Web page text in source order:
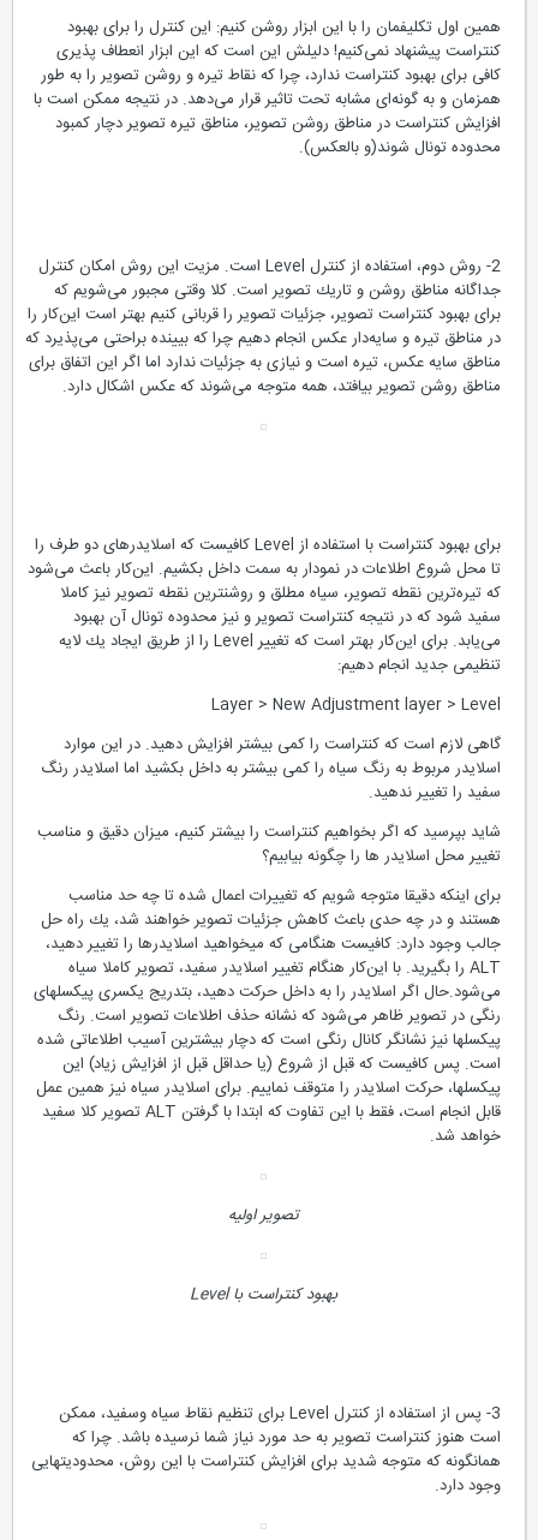
همین اول تكلیفمان را با این ابزار روشن كنیم: این كنترل را برای بهبود
كنتراست پیشنهاد نمی‌كنیم! دلیلش این است كه این ابزار انعطاف پذیری
كافی برای بهبود كنتراست ندارد، چرا كه نقاط تیره و روشن تصویر را به طور
همزمان و به گونه‌ای مشابه تحت تاثیر قرار می‌دهد. در نتیجه ممكن است با
افزایش كنتراست در مناطق روشن تصویر، مناطق تیره تصویر دچار كمبود
محدوده تونال شوند(و بالعكس).
2- روش دوم، استفاده از كنترل Level است. مزیت این روش امكان كنترل
جداگانه مناطق روشن و تاریك تصویر است. كلا وقتی مجبور می‌شویم كه
برای بهبود كنتراست تصویر، جزئیات تصویر را قربانی كنیم بهتر است این‌كار را
در مناطق تیره و سایه‌دار عكس انجام دهیم چرا كه بیینده براحتی می‌پذیرد كه
مناطق سایه عكس، تیره است و نیازی به جزئیات ندارد اما اگر این اتفاق برای
مناطق روشن تصویر بیافتد، همه متوجه می‌شوند كه عكس اشكال دارد.
برای بهبود كنتراست با استفاده از Level كافیست كه اسلایدرهای دو طرف را
تا محل شروع اطلاعات در نمودار به سمت داخل بكشیم. این‌كار باعث می‌شود
كه تیره‌ترین نقطه تصویر، سیاه مطلق و روشنترین نقطه تصویر نیز كاملا
سفید شود كه در نتیجه كنتراست تصویر و نیز محدوده تونال آن بهبود
می‌یابد. برای این‌كار بهتر است كه تغییر Level را از طریق ایجاد یك لایه
تنظیمی جدید انجام دهیم:
Layer > New Adjustment layer > Level
گاهی لازم است كه كنتراست را كمی بیشتر افزایش دهید. در این موارد
اسلایدر مربوط به رنگ سیاه را كمی بیشتر به داخل بكشید اما اسلایدر رنگ
سفید را تغییر ندهید.
شاید بپرسید كه اگر بخواهیم كنتراست را بیشتر كنیم، میزان دقیق و مناسب
تغییر محل اسلایدر ها را چگونه بیابیم؟
برای اینكه دقیقا متوجه شویم كه تغییرات اعمال شده تا چه حد مناسب
هستند و در چه حدی باعث كاهش جزئیات تصویر خواهند شد، یك راه حل
جالب وجود دارد: كافیست هنگامی كه میخواهید اسلایدرها را تغییر دهید،
ALT را بگیرید. با این‌كار هنگام تغییر اسلایدر سفید، تصویر كاملا سیاه
می‌شود.حال اگر اسلایدر را به داخل حركت دهید، بتدریج یكسری پیكسلهای
رنگی در تصویر ظاهر می‌شود كه نشانه حذف اطلاعات تصویر است. رنگ
پیكسلها نیز نشانگر كانال رنگی است كه دچار بیشترین آسیب اطلاعاتی شده
است. پس كافیست كه قبل از شروع (یا حداقل قبل از افزایش زیاد) این
پیكسلها، حركت اسلایدر را متوقف نماییم. برای اسلایدر سیاه نیز همین عمل
قابل انجام است، فقط با این تفاوت كه ابتدا با گرفتن ALT تصویر كلا سفید
خواهد شد.
تصویر اولیه
بهبود كنتراست با Level
3- پس از استفاده از كنترل Level برای تنظیم نقاط سیاه وسفید، ممكن
است هنوز كنتراست تصویر به حد مورد نیاز شما نرسیده باشد. چرا كه
همانگونه كه متوجه شدید برای افزایش كنتراست با این روش، محدودیتهایی
وجود دارد.